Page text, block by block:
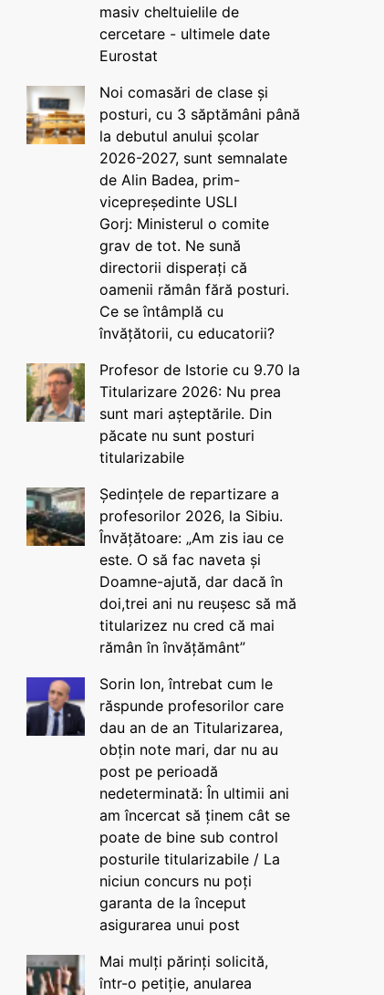
masiv cheltuielile de
cercetare - ultimele date
Eurostat
Noi comasări de clase și
posturi, cu 3 săptămâni până
la debutul anului școlar
2026-2027, sunt semnalate
de Alin Badea, prim-
vicepreședinte USLI
Gorj: Ministerul o comite
grav de tot. Ne sună
directorii disperați că
oamenii rămân fără posturi.
Ce se întâmplă cu
învățătorii, cu educatorii?
Profesor de Istorie cu 9.70 la
Titularizare 2026: Nu prea
sunt mari așteptările. Din
păcate nu sunt posturi
titularizabile
Ședințele de repartizare a
profesorilor 2026, la Sibiu.
Învățătoare: „Am zis iau ce
este. O să fac naveta și
Doamne-ajută, dar dacă în
doi,trei ani nu reușesc să mă
titularizez nu cred că mai
rămân în învățământ”
Sorin Ion, întrebat cum le
răspunde profesorilor care
dau an de an Titularizarea,
obțin note mari, dar nu au
post pe perioadă
nedeterminată: În ultimii ani
am încercat să ținem cât se
poate de bine sub control
posturile titularizabile / La
niciun concurs nu poți
garanta de la început
asigurarea unui post
Mai mulți părinți solicită,
într-o petiție, anularea